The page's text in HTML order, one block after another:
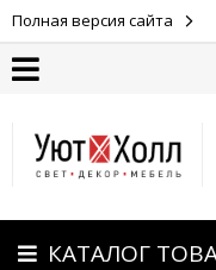
Полная версия сайта
Оплата
Доставка
КАТАЛОГ